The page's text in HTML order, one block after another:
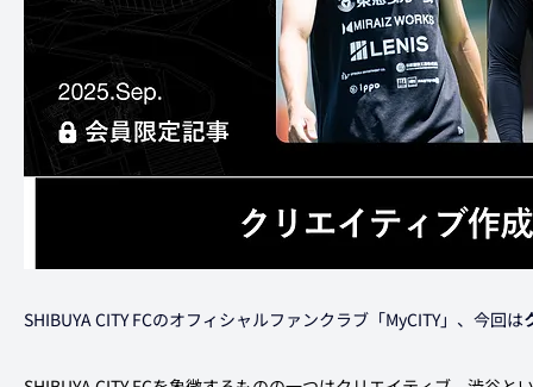
SHIBUYA CITY FCのオフィシャルファンクラブ「MyCITY」、今回は